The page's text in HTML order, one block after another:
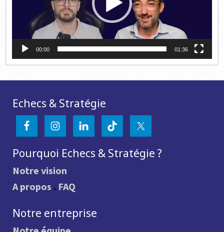
00:00 01:36
Echecs & Stratégie
Pourquoi Echecs & Stratégie ?
Notre vision
A propos . FAQ
Notre entreprise